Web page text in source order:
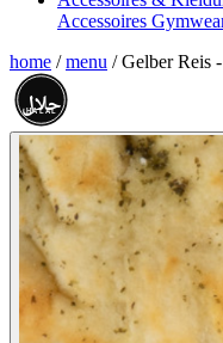
Accessoires
home / menu / Gelber Reis
حلال
HALAL